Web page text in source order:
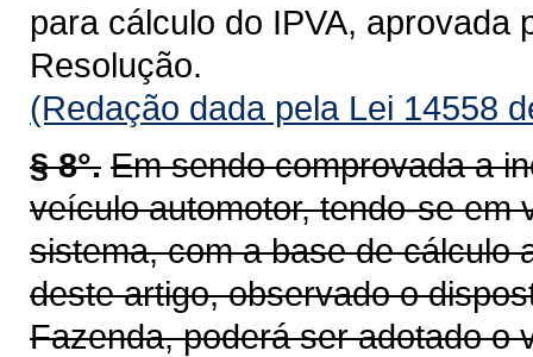
para cálculo do IPVA, aprovada
Resolução.
(Redação dada pela Lei 14558
§ 8°. Em sendo comprovada a
veículo automotor, tendo-se em
sistema, com a base de
deste artigo, observado o
Fazenda, poderá ser adotado o